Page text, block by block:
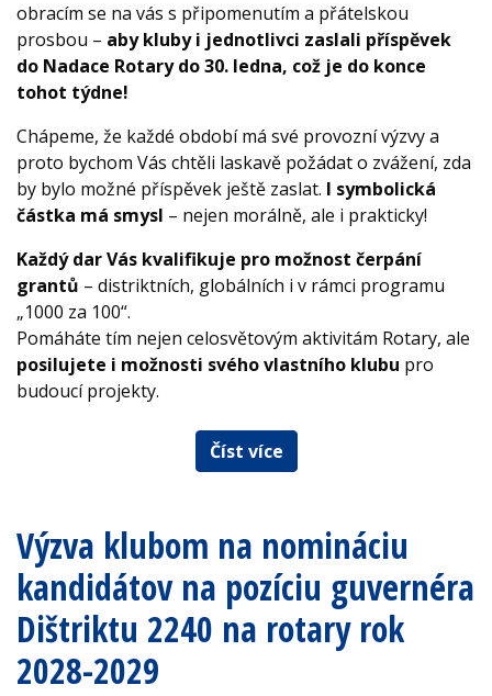
obracím se na vás s připomenutím a přátelskou
prosbou – aby kluby i jednotlivci zaslali příspěvek
do Nadace Rotary do 30. ledna, což je do konce
tohot týdne!
Chápeme, že každé období má své provozní výzvy a
proto bychom Vás chtěli laskavě požádat o zvážení, zda
by bylo možné příspěvek ještě zaslat. I symbolická
částka má smysl – nejen morálně, ale i prakticky!
Každý dar Vás kvalifikuje pro možnost čerpání
grantů – distriktních, globálních i v rámci programu
„1000 za 100“.
Pomáháte tím nejen celosvětovým aktivitám Rotary, ale
posilujete i možnosti svého vlastního klubu pro
budoucí projekty.
Číst více
Výzva klubom na nomináciu
kandidátov na pozíciu guvernéra
Dištriktu 2240 na rotary rok
2028-2029